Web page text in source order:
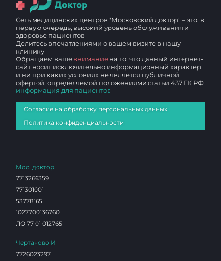
Сеть медицинских центров "Московский доктор" – это, в
первую очередь, высокий уровень обслуживания и
здоровье пациентов
Делитесь впечатлениями о вашем визите в нашу
клинику
Обращаем ваше внимание на то, что данный интернет-
сайт носит исключительно информационный характер
и ни при каких условиях не является публичной
офертой, определяемой положениями статьи 437 ГК РФ
информация для пациентов
Согласие на обработку персональных данных
Политика конфиденциальности
Мос. доктор
7713266359
771301001
53778165
1027700136760
ЛО 77 01 012765
Чертаново И
7726023297